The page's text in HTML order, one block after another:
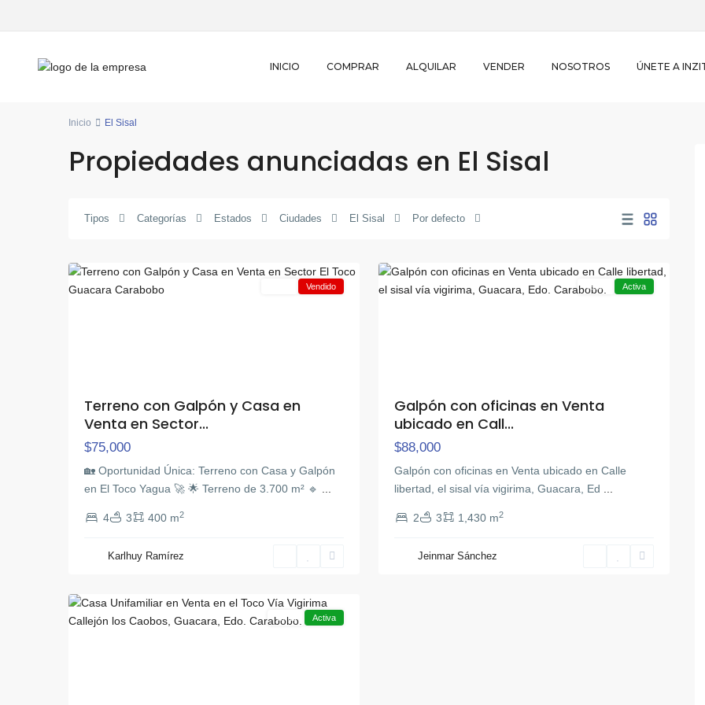
INICIO COMPRAR ALQUILAR VENDER NOSOTROS ÚNETE A
Inicio El Sisal
Propiedades anunciadas en El Sisal
Tipos Categorías Estados Ciudades El Sisal Por defecto
Vendido
Terreno con Galpón y Casa en
Venta en Sector...
$75,000
🏡 Oportunidad Única: Terreno con Casa y Galpón
en El Toco Yagua 🚀 🌟 Terreno de 3.700 m² 🔹
4 3 400 m2
Karlhuy Ramírez
Venta Activa
Galpón con oficinas en Venta
ubicado en Call...
$88,000
Galpón con oficinas en Venta ubicado en Calle
libertad, el sisal vía vigirima, Guacara, Ed
2 3 1,430 m2
Jeinmar Sánchez
,
Venta Activa